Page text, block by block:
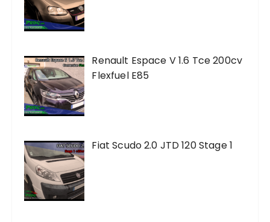
Renault Espace V 1.6 Tce 200cv
Flexfuel E85
Fiat Scudo 2.0 JTD 120 Stage 1